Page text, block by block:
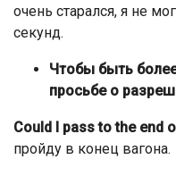
очень старался, я не
секунд.
Чтобы быть
просьбе о
Could I pass to the end
пройду в конец вагона.